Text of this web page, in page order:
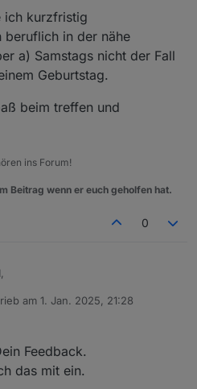
Interesse besteht, einfach
kann mit Sicherheit noch Plätze
immer was dazwischen kommen,
auf meinen Namen läuft,
ich kurzfristig
beruflich in der nähe
a) Samstags nicht der Fall
Geburtstag.
beim treffen und
ins Forum!
Beitrag wenn er euch geholfen hat.
0
in die Runde und Danke fürs
wenn ich beruflich in der nähe
ist aber a) Samstags nicht der
schon auf einem Geburtstag.
Viel Spaß beim treffen und
am 1. Jan. 2025, 21:28
editiert von
Feedback.
das mit ein.